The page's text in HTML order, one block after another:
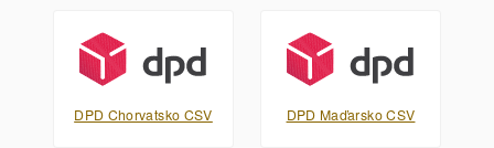
DPD Chorvatsko CSV DPD Maďarsko CSV